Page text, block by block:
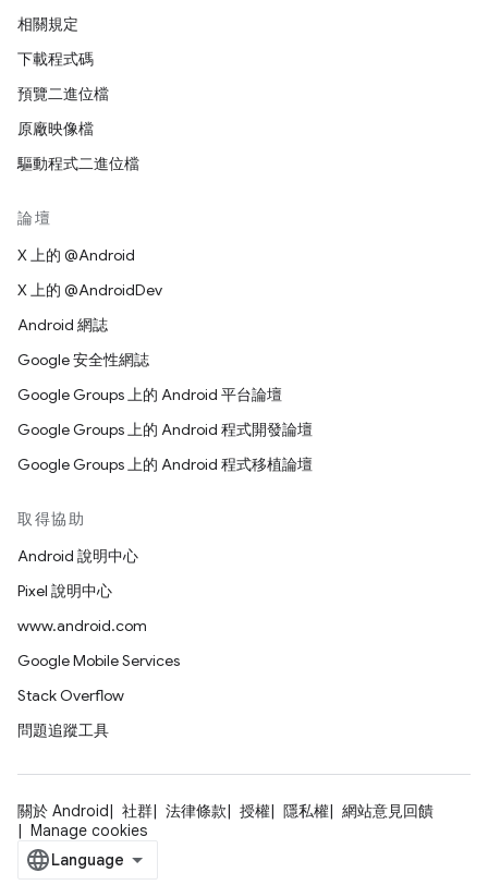
相關規定
下載程式碼
預覽二進位檔
原廠映像檔
驅動程式二進位檔
論壇
X 上的 @Android
X 上的 @AndroidDev
Android 網誌
Google 安全性網誌
Google Groups 上的 Android 平台論壇
Google Groups 上的 Android 程式開發論壇
Google Groups 上的 Android 程式移植論壇
取得協助
Android 說明中心
Pixel 說明中心
www.android.com
Google Mobile Services
Stack Overflow
問題追蹤工具
關於 Android 社群 法律條款 授權 隱私權
網站意見回饋
Manage cookies